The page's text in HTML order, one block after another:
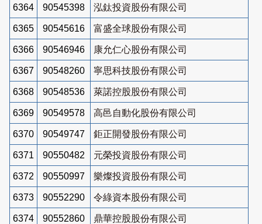
6364 90545398 泓鈦投資股份有限公司
6365 90545616 富盛全球股份有限公司
6366 90546946 康允仁心股份有限公司
6367 90548260 寧思科技股份有限公司
6368 90548536 萊諾控股股份有限公司
6369 90549578 高邑自動化股份有限公司
6370 90549747 鉅正開發股份有限公司
6371 90550482 元榮投資股份有限公司
6372 90550997 樂燦投資股份有限公司
6373 90552290 令綠資本股份有限公司
6374 90552860 鼎華控股股份有限公司